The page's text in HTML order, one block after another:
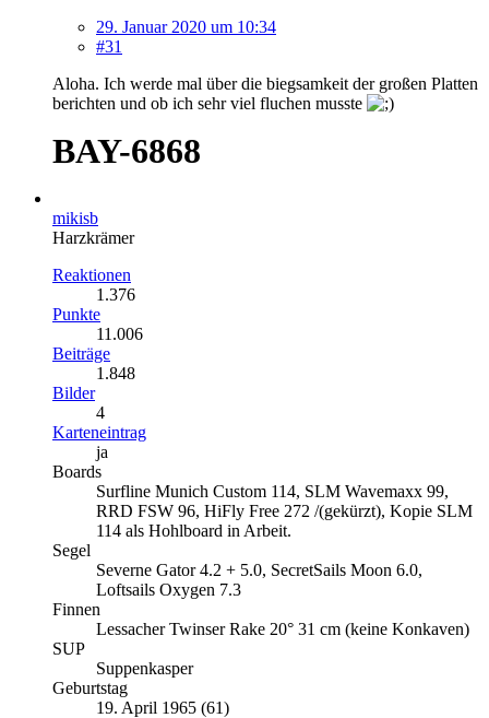
29. Januar 2020 um 10:34
#31
Aloha. Ich werde mal über die biegsamkeit der großen Platten
berichten und ob ich sehr viel fluchen musste
BAY-6868
mikisb
Harzkrämer
Reaktionen
1.376
Punkte
11.006
Beiträge
1.848
Bilder
4
Karteneintrag
ja
Boards
Surfline Munich Custom 114, SLM Wavemaxx 99,
RRD FSW 96, HiFly Free 272 /(gekürzt), Kopie SLM
114 als Hohlboard in Arbeit.
Segel
Severne Gator 4.2 + 5.0, SecretSails Moon 6.0,
Loftsails Oxygen 7.3
Finnen
Lessacher Twinser Rake 20° 31 cm (keine Konkaven)
SUP
Suppenkasper
Geburtstag
19. April 1965 (61)